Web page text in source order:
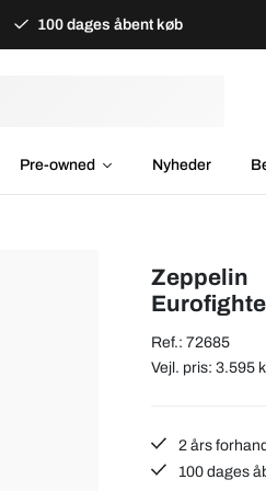
100 dages åbent køb
Pre-owned Nyheder
Zeppelin
Ref.: 72685
Vejl. pris: 3.595
2 års
100 dages